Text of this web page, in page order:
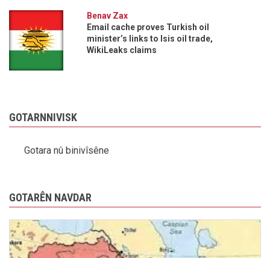
Benav Zax
Email cache proves Turkish oil
minister’s links to Isis oil trade,
WikiLeaks claims
GOTARNNIVISK
Gotara nû binivîsêne
GOTARÊN NAVDAR